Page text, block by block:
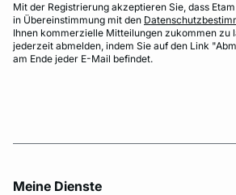
Mit der Registrierung akzeptieren Sie, dass
in Übereinstimmung mit den
Ihnen kommerzielle Mitteilungen zukommen zu
jederzeit abmelden, indem Sie auf den Link
am Ende jeder E-Mail befindet.
Meine Dienste